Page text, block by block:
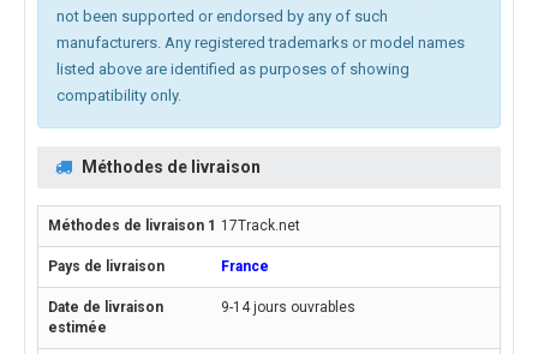
not been supported or endorsed by any of such
manufacturers. Any registered trademarks or model names
listed above are identified as purposes of showing
compatibility only.
Méthodes de livraison
17Track.net
France
9-14 jours ouvrables